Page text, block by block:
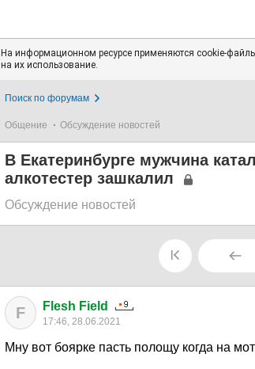
На информационном ресурсе применяются cookie-
на их использование.
Поиск по форумам
Общение Обсуждение новостей
В Екатеринбурге мужчина
алкотестер зашкалил
Обсуждение новостей
F Flesh Field
17:46, 28.06.2021
Мну вот боярке пасть полощу когда на